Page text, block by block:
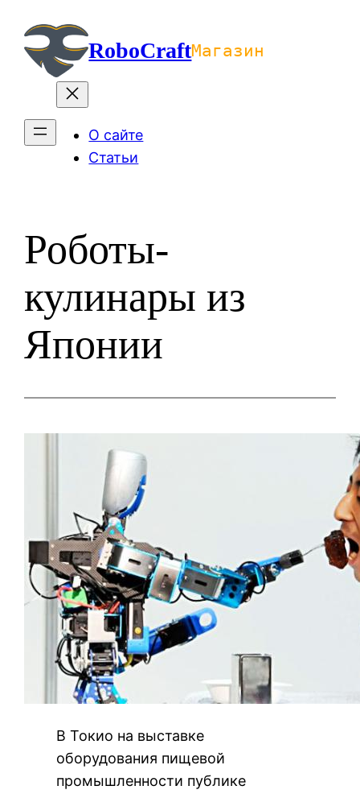
содержимомуRoboCraftМагазин
О сайте
Статьи
Роботы-
кулинары из
Японии
В Токио на выставке
оборудования пищевой
промышленности публике